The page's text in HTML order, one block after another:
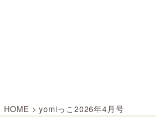
HOME >yomiっこ2026年4月号